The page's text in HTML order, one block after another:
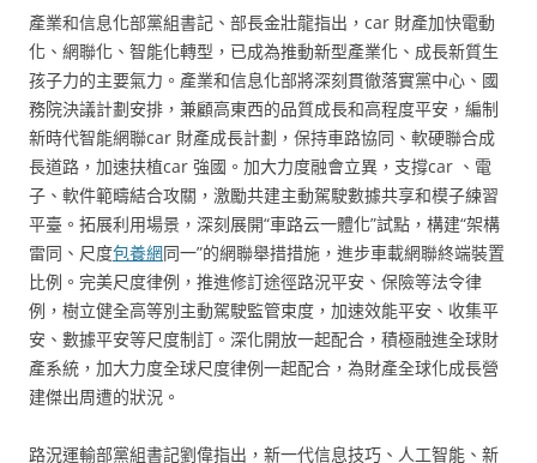
產業和信息化部黨組書記、部長金壯龍指出，car 財產加快電動
化、網聯化、智能化轉型，已成為推動新型產業化、成長新質生
孩子力的主要氣力。產業和信息化部將深刻貫徹落實黨中心、國
務院決議計劃安排，兼顧高東西的品質成長和高程度平安，編制
新時代智能網聯car 財產成長計劃，保持車路協同、軟硬聯合成
長道路，加速扶植car 強國。加大力度融會立異，支撐car 、電
子、軟件範疇結合攻關，激勵共建主動駕駛數據共享和模子練習
平臺。拓展利用場景，深刻展開“車路云一體化”試點，構建“架構
雷同、尺度包養網同一”的網聯舉措措施，進步車載網聯終端裝置
比例。完美尺度律例，推進修訂途徑路況平安、保險等法令律
例，樹立健全高等別主動駕駛監管束度，加速效能平安、收集平
安、數據平安等尺度制訂。深化開放一起配合，積極融進全球財
產系統，加大力度全球尺度律例一起配合，為財產全球化成長營
建傑出周遭的狀況。
路況運輸部黨組書記劉偉指出，新一代信息技巧、人工智能、新